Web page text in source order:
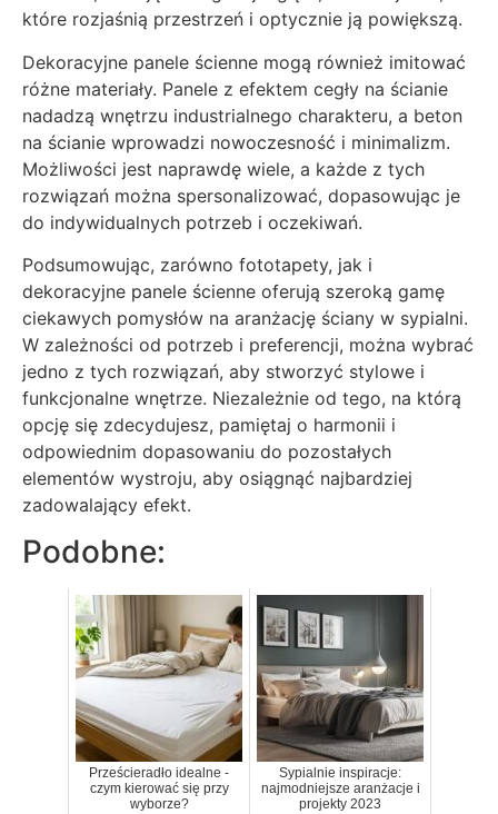
które rozjaśnią przestrzeń i optycznie ją powiększą.
Dekoracyjne panele ścienne mogą również imitować
różne materiały. Panele z efektem cegły na ścianie
nadadzą wnętrzu industrialnego charakteru, a beton
na ścianie wprowadzi nowoczesność i minimalizm.
Możliwości jest naprawdę wiele, a każde z tych
rozwiązań można spersonalizować, dopasowując je
do indywidualnych potrzeb i oczekiwań.
Podsumowując, zarówno fototapety, jak i
dekoracyjne panele ścienne oferują szeroką gamę
ciekawych pomysłów na aranżację ściany w sypialni.
W zależności od potrzeb i preferencji, można wybrać
jedno z tych rozwiązań, aby stworzyć stylowe i
funkcjonalne wnętrze. Niezależnie od tego, na którą
opcję się zdecydujesz, pamiętaj o harmonii i
odpowiednim dopasowaniu do pozostałych
elementów wystroju, aby osiągnąć najbardziej
zadowalający efekt.
Podobne:
Prześcieradło idealne -
czym kierować się przy
wyborze?
Sypialnie inspiracje:
najmodniejsze aranżacje i
projekty 2023